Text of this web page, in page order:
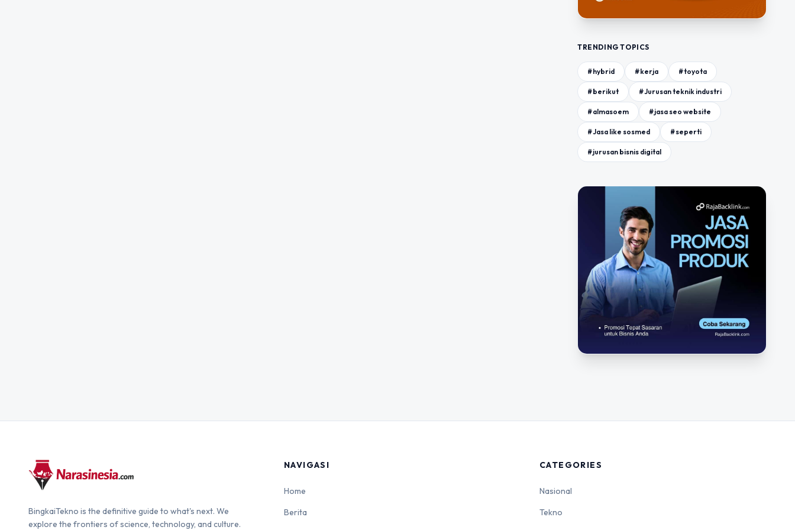
TRENDING TOPICS
#hybrid #kerja #toyota
#berikut #Jurusan teknik industri
#almasoem #jasa seo website
#Jasa like sosmed #seperti
#jurusan bisnis digital
BingkaiTekno is the definitive guide to what's next. We
explore the frontiers of science, technology, and culture.
NAVIGASI
Home
Berita
CATEGORIES
Nasional
Tekno